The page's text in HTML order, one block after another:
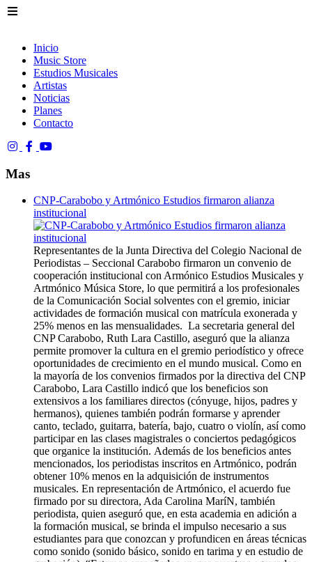
Inicio
Music Store
Estudios Musicales
Artistas
Noticias
Planes
Contacto
Mas
CNP-Carabobo y Artmónico Estudios firmaron alianza
institucional
Representantes de la Junta Directiva del Colegio Nacional de
Periodistas – Seccional Carabobo firmaron un convenio de
cooperación institucional con Armónico Estudios Musicales y
Artmónico Música Store, lo que permitirá a los profesionales
de la Comunicación Social solventes con el gremio, iniciar
actividades de formación musical con matrícula exonerada y
25% menos en las mensualidades. La secretaria general del
CNP Carabobo, Ruth Lara Castillo, aseguró que la alianza
permite promover la cultura en el gremio periodístico y ofrece
oportunidades de crecimiento en el mundo musical. Como en
la mayoría de los convenios firmados por la directiva del CNP
Carabobo, Lara Castillo indicó que los beneficios son
extensivos a los familiares directos (cónyuge, hijos, padres y
hermanos), quienes también podrán formarse y aprender
canto, teclado, guitarra, batería, bajo, cuatro o violín, así como
participar en las clases magistrales o conciertos pedagógicos
que organice la institución. Además de los beneficios antes
mencionados, los periodistas inscritos en Artmónico, podrán
obtener 10% menos en la adquisición de instrumentos
musicales. En representación de Artmónico, el acuerdo fue
firmado por su directora, Ada Carolina MaríN, también
periodista, quien aseguró que, en esta academia en adición a
la formación musical, se brinda el impulso necesario a sus
estudiantes para que conozcan y profundicen en áreas técnicas
como sonido (sonido básico, sonido en tarima y en estudio de